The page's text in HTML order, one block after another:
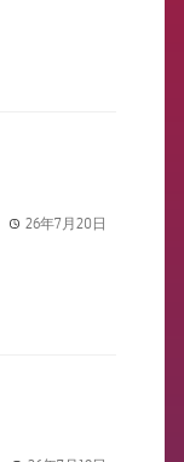
26年7月20日